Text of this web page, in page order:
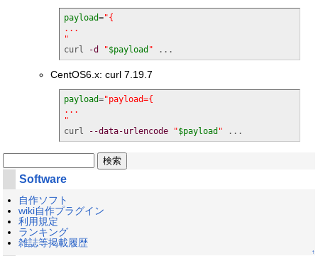
payload="{
...
"
curl
-d "$payload " ...
CentOS6.x: curl 7.19.7
payload="payload={
...
"
curl
--data-urlencode "$payload " ...
Software
自作ソフト
wiki自作プラグイン
利用規定
ランキング
雑誌等掲載履歴
↑